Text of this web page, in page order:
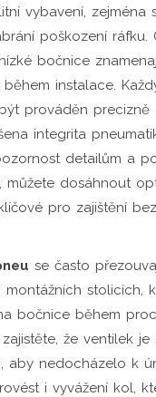
vybavení, zejména
poškození ráfku.
bočnice
instalace.
prováděn precizně
integrita
detailům a
můžete dosáhnout
pro zajištění
se často
montážních stolicích,
bočnice během
že ventilek je
aby nedocházelo k
i vyvážení kol,